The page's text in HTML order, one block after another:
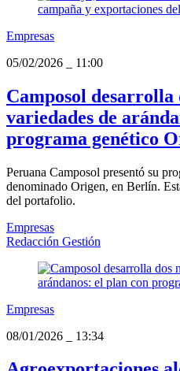
Empresas
05/02/2026
11:00
Camposol desarrolla
variedades de
programa genético
Peruana Camposol presentó su
denominado Origen, en Berlín.
del portafolio.
Empresas
Redacción Gestión
Empresas
08/01/2026
13:34